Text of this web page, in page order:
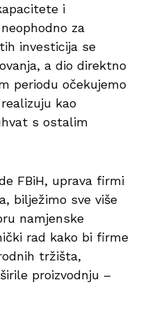
i
za
investicija se
a dio direktno
periodu očekujemo
kao
s ostalim
FBiH, uprava firmi
bilježimo sve više
namjenske
rad kako bi firme
tržišta,
proizvodnju –